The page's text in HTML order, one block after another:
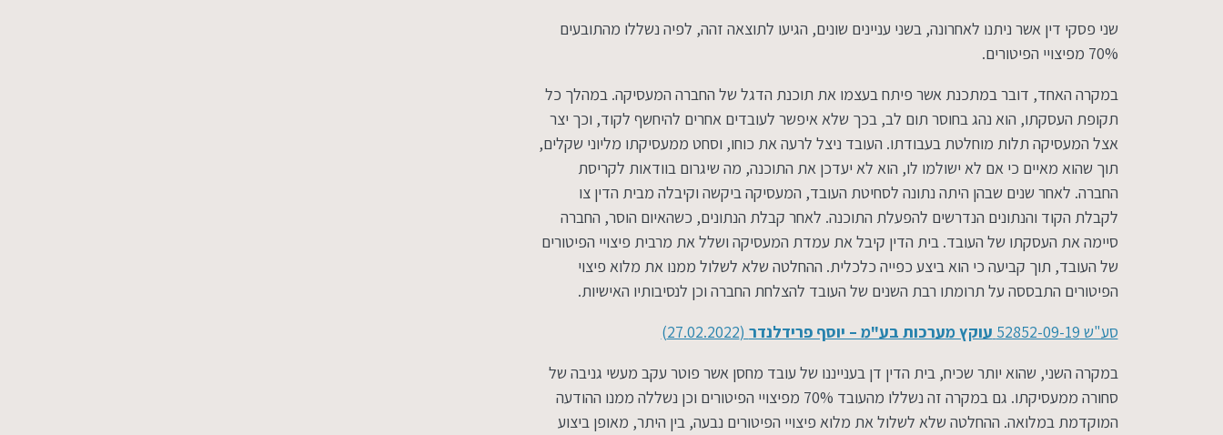
שני פסקי דין אשר ניתנו לאחרונה, בשני עניינים שונים, הגיעו לתוצאה זהה, לפיה נשללו מהתובעים
70% מפיצויי הפיטורים.
במקרה האחד, דובר במתכנת אשר פיתח בעצמו את תוכנת הדגל של החברה המעסיקה. במהלך כל
תקופת העסקתו, הוא נהג בחוסר תום לב, בכך שלא איפשר לעובדים אחרים להיחשף לקוד, וכך יצר
אצל המעסיקה תלות מוחלטת בעבודתו. העובד ניצל לרעה את כוחו, וסחט ממעסיקתו מליוני שקלים,
תוך שהוא מאיים כי אם לא ישולמו לו, הוא לא יעדכן את התוכנה, מה שיגרום בוודאות לקריסת
החברה. לאחר שנים שבהן היתה נתונה לסחיטת העובד, המעסיקה ביקשה וקיבלה מבית הדין צו
לקבלת הקוד והנתונים הנדרשים להפעלת התוכנה. לאחר קבלת הנתונים, כשהאיום הוסר, החברה
סיימה את העסקתו של העובד. בית הדין קיבל את עמדת המעסיקה ושלל את מרבית פיצויי הפיטורים
של העובד, תוך קביעה כי הוא ביצע כפייה כלכלית. ההחלטה שלא לשלול ממנו את מלוא פיצוי
הפיטורים התבססה על תרומתו רבת השנים של העובד להצלחת החברה וכן לנסיבותיו האישיות.
סע"ש 52852-09-19
עוקץ מערכות בע"מ – יוסף פרידלנדר (27.02.2022)‏
במקרה השני, שהוא יותר שכיח, בית הדין דן בענייננו של עובד מחסן אשר פוטר עקב מעשי גניבה של
סחורה ממעסיקתו. גם במקרה זה נשללו מהעובד 70% מפיצויי הפיטורים וכן נשללה ממנו ההודעה
המוקדמת במלואה. ההחלטה שלא לשלול את מלוא פיצויי הפיטורים נבעה, בין היתר, מאופן ביצוע